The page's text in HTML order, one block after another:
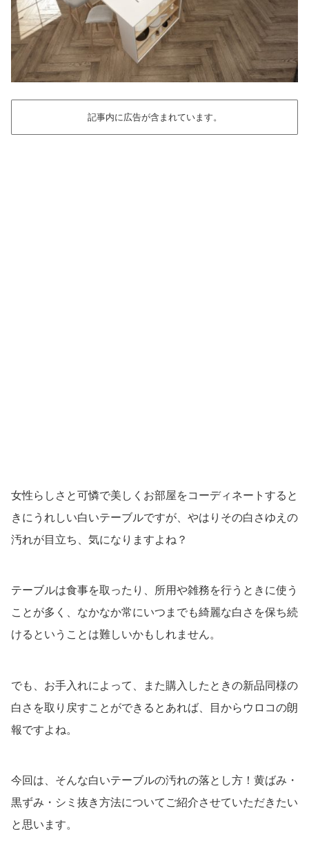
記事内に広告が含まれています。
女性らしさと可憐で美しくお部屋をコーディネートすると
きにうれしい白いテーブルですが、やはりその白さゆえの
汚れが目立ち、気になりますよね？
テーブルは食事を取ったり、所用や雑務を行うときに使う
ことが多く、なかなか常にいつまでも綺麗な白さを保ち続
けるということは難しいかもしれません。
でも、お手入れによって、また購入したときの新品同様の
白さを取り戻すことができるとあれば、目からウロコの朗
報ですよね。
今回は、そんな白いテーブルの汚れの落とし方！黄ばみ・
黒ずみ・シミ抜き方法についてご紹介させていただきたい
と思います。